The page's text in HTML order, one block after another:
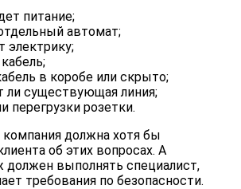
питание;
автомат;
электрику;
в коробе или скрыто;
существующая линия;
перегрузки розетки.
компания должна хотя бы
об этих вопросах. А
должен выполнять специалист,
требования по безопасности.